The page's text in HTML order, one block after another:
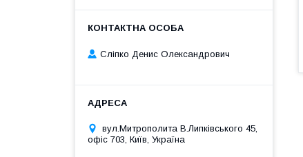
Сліпко Денис Олександрович
вул.Митрополита В.Липківського 45,
офіс 703, Київ, Україна